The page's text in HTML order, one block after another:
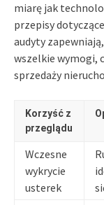
miarę jak
przepisy
audyty
wszelkie wymogi,
sprzedaży
Korzyść z
przeglądu
Wczesne
wykrycie
usterek